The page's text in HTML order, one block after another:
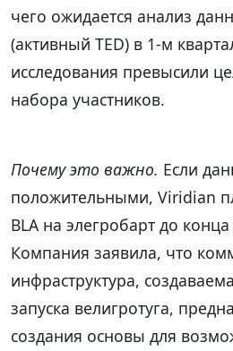
чего ожидается анализ
(активный TED) в 1-м
исследования превысили
набора участников.
Почему это важно. Если
положительными, Viridian
BLA на элегробарт до
Компания заявила, что
инфраструктура,
запуска велигротуга,
создания основы для